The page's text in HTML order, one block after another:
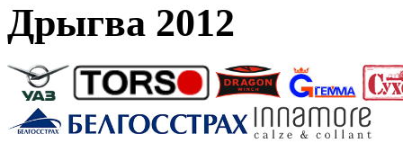
Дрыгва 2012